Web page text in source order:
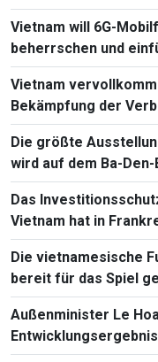
Vietnam will 6G-
beherrschen und
Vietnam
Bekämpfung der
Die größte
wird auf dem Ba-
Das
Vietnam hat in
Die vietnamesische
bereit für das Spiel
Außenminister Le